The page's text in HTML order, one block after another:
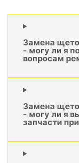
Замена
- могу ли я
вопросам
Замена
- могу ли я
запчасти